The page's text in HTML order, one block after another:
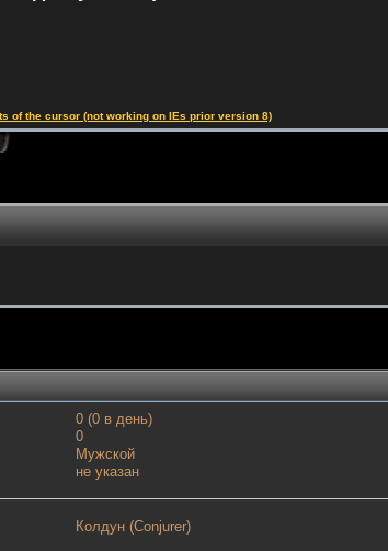
of the cursor (not working on IEs prior version 8)
0 (0 в день)
0
Мужской
не указан
Колдун (Conjurer)